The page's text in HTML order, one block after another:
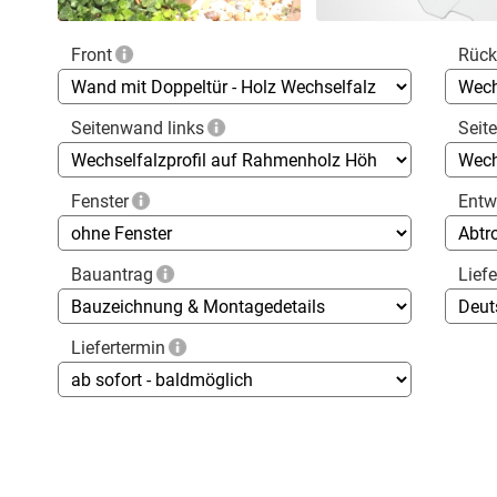
Front
Seitenwand links
Fenster
Bauantrag
Liefertermin